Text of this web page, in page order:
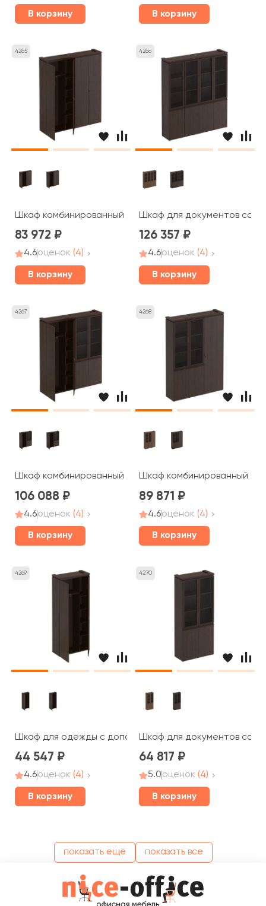
В корзину В корзину
4265
Шкаф комбинированный для одежды для документов
83 972
4.6оценок (4)
В корзину
4266
Шкаф для документов со
126 357
4.6оценок (4)
В корзину
4267
Шкаф комбинированный для одежды со стеклом МК
106 088
4.6оценок (4)
В корзину
4268
Шкаф комбинированный со
89 871
4.6оценок (4)
В корзину
4269
Шкаф для одежды с дополнением МК 342 Mark
44 547
4.6оценок (4)
В корзину
4270
Шкаф для документов со
64 817
5.0оценок (4)
В корзину
показать ещё показать все